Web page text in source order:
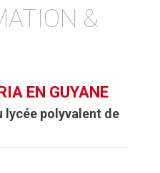
&
EN GUYANE
lycée polyvalent de